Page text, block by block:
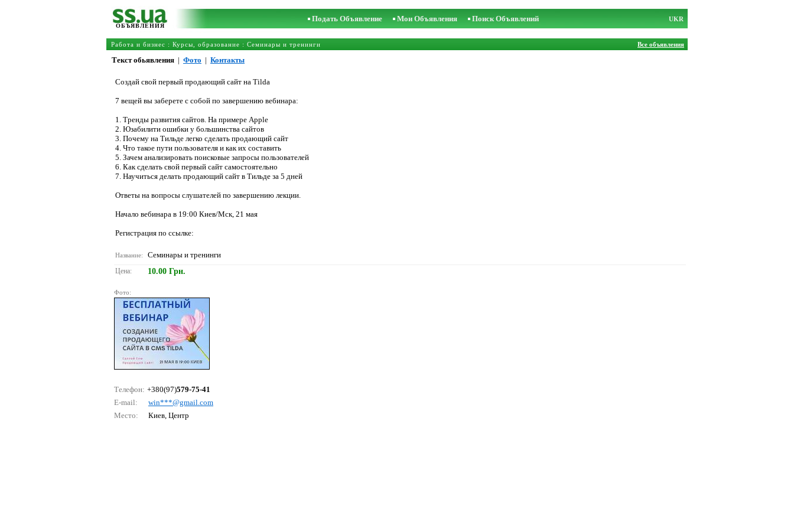
ОБЪЯВЛЕНИЯ
Подать Объявление Мои Объявления Поиск Объявлений UKR
Работа и бизнес : Курсы, образование : Семинары и тренинги Все объявления
Текст обьявления | Фото | Контакты
Создай свой первый продающий сайт на Tilda
7 вещей вы заберете с собой по завершению вебинара:
1. Тренды развития сайтов. На примере Apple
2. Юзабилити ошибки у большинства сайтов
3. Почему на Тильде легко сделать продающий сайт
4. Что такое пути пользователя и как их составить
5. Зачем анализировать поисковые запросы пользователей
6. Как сделать свой первый сайт самостоятельно
7. Научиться делать продающий сайт в Тильде за 5 дней
Ответы на вопросы слушателей по завершению лекции.
Начало вебинара в 19:00 Киев/Мск, 21 мая
Регистрация по ссылке:
Название: Семинары и тренинги
Цена: 10.00 Грн.
Фото:
Телефон: +380(97)579-75-41
E-mail:
win***@gmаil.соm
Место:
Киев, Центр